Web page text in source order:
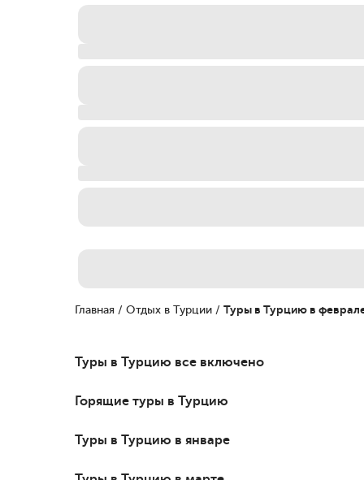
Главная / Отдых в Турции / Туры в Турцию в
Туры в Турцию все включено
Горящие туры в Турцию
Туры в Турцию в январе